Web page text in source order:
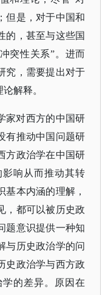
但是，对于中国和
的，甚至与这些国
突性关系”。进而
究，需要提出对于
解释。
家对西方的中国研
有推动中国问题研
方政治学在中国研
响从而推动其转
本内涵的理解，
，都可以被历史政
题意识提供一种知
与历史政治学的问
史政治学与西方政
的差异。原因在